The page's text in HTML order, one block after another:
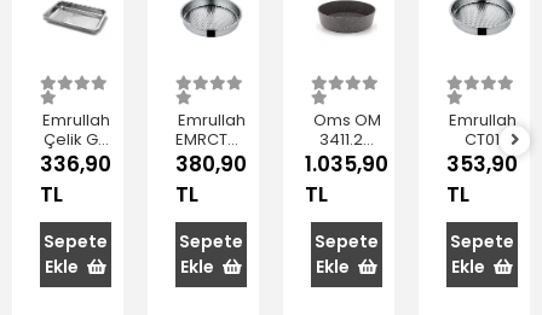
Emrullah
Çelik Gri
Dikdörtgen
Tepsi
38x25.5
cm
336,90
TL
Sepete
Ekle
Emrullah
EMRCT02
Çelik Çiğ
Köfte
Tepsisi
38 cm
380,90
TL
Sepete
Ekle
Oms OM
3411.24
Granit
Tepsi 24
1.035,90
TL
Sepete
Ekle
Emrullah
CT01
Çelik Çiğ
Köfte
Tepsisi
32 cm
353,90
TL
Sepete
Ekle